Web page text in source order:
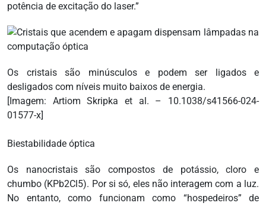
potência de excitação do laser.”
Os cristais são minúsculos e podem ser ligados e
desligados com níveis muito baixos de energia.
[Imagem: Artiom Skripka et al. – 10.1038/s41566-024-
01577-x]
Biestabilidade óptica
Os nanocristais são compostos de potássio, cloro e
chumbo (KPb2Cl5). Por si só, eles não interagem com a luz.
No entanto, como funcionam como “hospedeiros” de